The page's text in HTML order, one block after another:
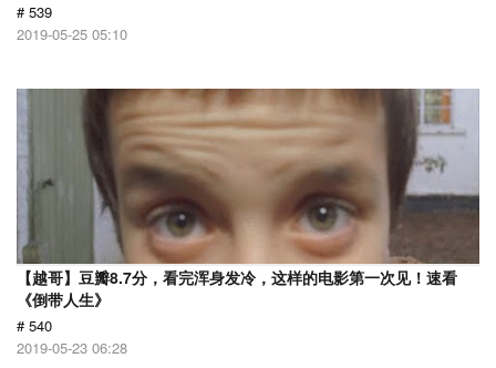
# 539
2019-05-25 05:10
【越哥】豆瓣8.7分，看完浑身发冷，这样的电影第一次见！速看
《倒带人生》
# 540
2019-05-23 06:28